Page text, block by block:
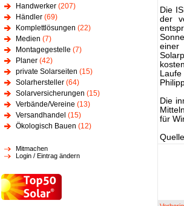
Handwerker (207)
Händler (69)
Komplettlösungen (22)
Medien (7)
Montagegestelle (7)
Planer (42)
private Solarseiten (15)
Solarhersteller (64)
Solarversicherungen (15)
Verbände/Vereine (13)
Versandhandel (15)
Ökologisch Bauen (12)
Mitmachen
Login / Eintrag ändern
Die
der
Die
für